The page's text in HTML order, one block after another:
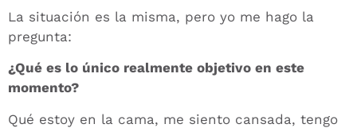
La situación es la misma, pero yo me hago la
pregunta:
¿Qué es lo único realmente objetivo en este
momento?
Qué estoy en la cama, me siento cansada, tengo